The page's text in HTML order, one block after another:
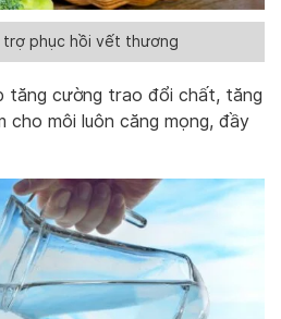
trợ phục hồi vết thương
tăng cường trao đổi chất, tăng
cho môi luôn căng mọng, đầy